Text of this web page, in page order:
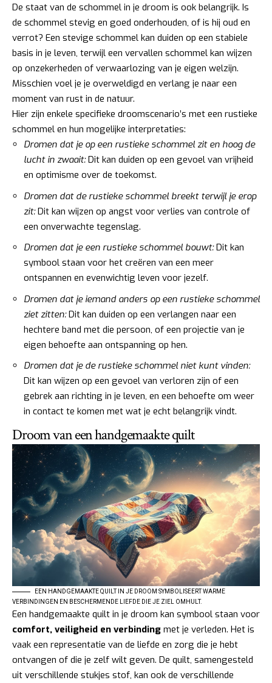
De staat van de schommel in je droom is ook belangrijk. Is
de schommel stevig en goed onderhouden, of is hij oud en
verrot? Een stevige schommel kan duiden op een stabiele
basis in je leven, terwijl een vervallen schommel kan wijzen
op onzekerheden of verwaarlozing van je eigen welzijn.
Misschien voel je je overweldigd en verlang je naar een
moment van rust in de natuur.
Hier zijn enkele specifieke droomscenario’s met een rustieke
schommel en hun mogelijke interpretaties:
Dromen dat je op een rustieke schommel zit en hoog de
lucht in zwaait:Dit kan duiden op een gevoel van vrijheid
en optimisme over de toekomst.
Dromen dat de rustieke schommel breekt terwijl je erop
zit:Dit kan wijzen op angst voor verlies van controle of
een onverwachte tegenslag.
Dromen dat je een rustieke schommel bouwt:Dit kan
symbool staan voor het creëren van een meer
ontspannen en evenwichtig leven voor jezelf.
Dromen dat je iemand anders op een rustieke schommel
ziet zitten:Dit kan duiden op een verlangen naar een
hechtere band met die persoon, of een projectie van je
eigen behoefte aan ontspanning op hen.
Dromen dat je de rustieke schommel niet kunt vinden:
Dit kan wijzen op een gevoel van verloren zijn of een
gebrek aan richting in je leven, en een behoefte om weer
in contact te komen met wat je echt belangrijk vindt.
Droom van een handgemaakte quilt
EEN HANDGEMAAKTE QUILT IN JE DROOM SYMBOLISEERT WARME
VERBINDINGEN EN BESCHERMENDE LIEFDE DIE JE ZIEL OMHULT.
Een handgemaakte quilt in je droom kan symbool staan voor
comfort, veiligheid en verbinding met je verleden. Het is
vaak een representatie van de liefde en zorg die je hebt
ontvangen of die je zelf wilt geven. De quilt, samengesteld
uit verschillende stukjes stof, kan ook de verschillende